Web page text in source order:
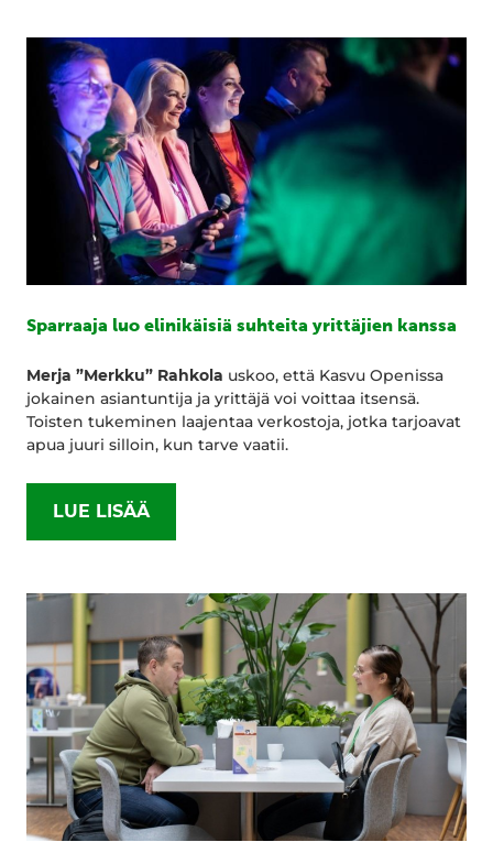
Sparraaja luo elinikäisiä suhteita yrittäjien kanssa
Merja ”Merkku” Rahkola uskoo, että Kasvu Openissa
jokainen asiantuntija ja yrittäjä voi voittaa itsensä.
Toisten tukeminen laajentaa verkostoja, jotka tarjoavat
apua juuri silloin, kun tarve vaatii.
LUE LISÄÄ